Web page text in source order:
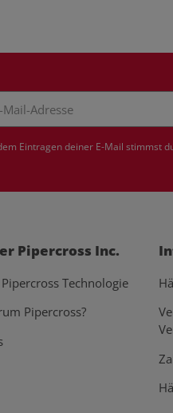
Eintragen deiner E-Mail stimmst
Pipercross Inc.
Technologie
Pipercross?